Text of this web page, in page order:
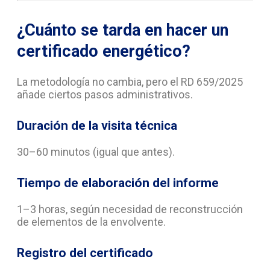
¿Cuánto se tarda en hacer un
certificado energético?
La metodología no cambia, pero el RD 659/2025
añade ciertos pasos administrativos.
Duración de la visita técnica
30–60 minutos (igual que antes).
Tiempo de elaboración del informe
1–3 horas, según necesidad de reconstrucción
de elementos de la envolvente.
Registro del certificado